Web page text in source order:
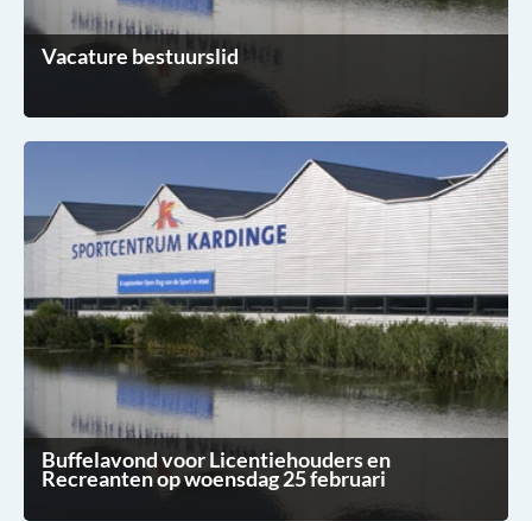
Vacature bestuurslid
Buffelavond voor Licentiehouders en
Recreanten op woensdag 25 februari